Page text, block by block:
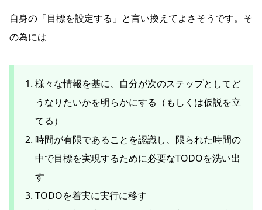
自身の「目標を設定する」と言い換えてよさそうです。そ
の為には
様々な情報を基に、自分が次のステップとしてど
うなりたいかを明らかにする（もしくは仮説を立
てる）
時間が有限であることを認識し、限られた時間の
中で目標を実現するために必要なTODOを洗い出
す
TODOを着実に実行に移す